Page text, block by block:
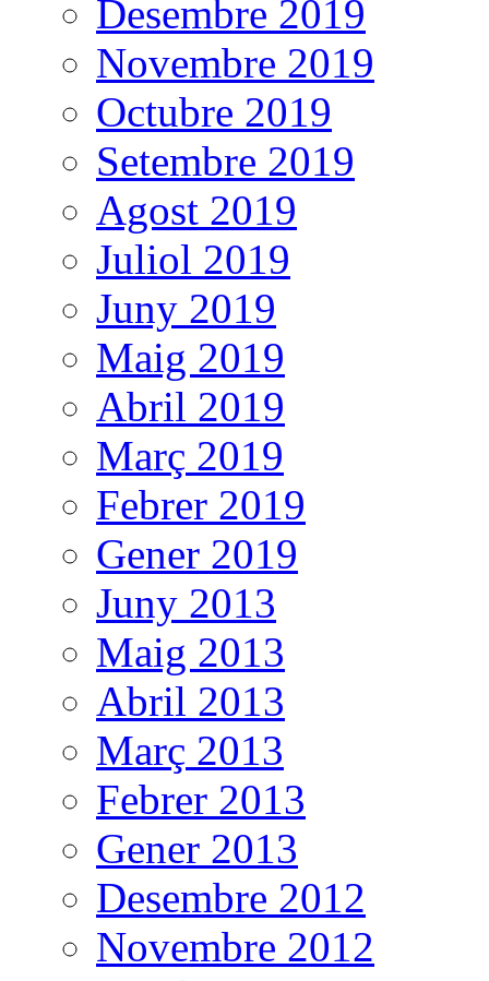
Desembre 2019
Novembre 2019
Octubre 2019
Setembre 2019
Agost 2019
Juliol 2019
Juny 2019
Maig 2019
Abril 2019
Març 2019
Febrer 2019
Gener 2019
Juny 2013
Maig 2013
Abril 2013
Març 2013
Febrer 2013
Gener 2013
Desembre 2012
Novembre 2012